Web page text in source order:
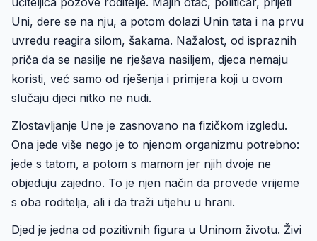
Uni, dere se na nju, a potom dolazi Unin tata i na prvu
uvredu reagira silom, šakama. Nažalost, od ispraznih
priča da se nasilje ne rješava nasiljem, djeca nemaju
koristi, već samo od rješenja i primjera koji u ovom
slučaju djeci nitko ne nudi.
Zlostavljanje Une je zasnovano na fizičkom izgledu.
Ona jede više nego je to njenom organizmu potrebno:
jede s tatom, a potom s mamom jer njih dvoje ne
objeduju zajedno. To je njen način da provede vrijeme
s oba roditelja, ali i da traži utjehu u hrani.
Djed je jedna od pozitivnih figura u Uninom životu. Živi